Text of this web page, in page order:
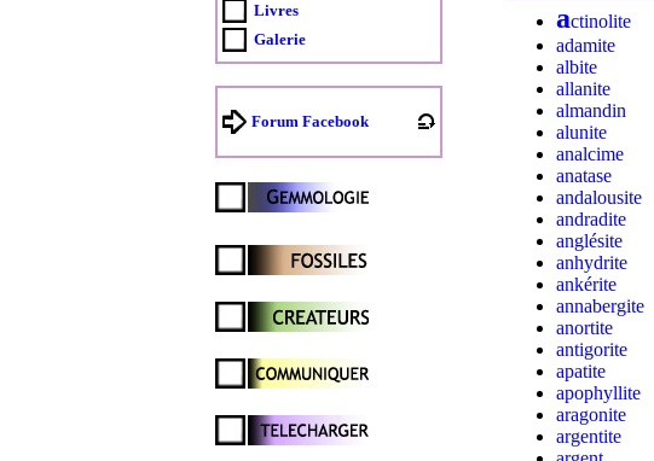
Livres
Galerie
Forum Facebook
actinolite
adamite
albite
allanite
almandin
alunite
analcime
anatase
andalousite
andradite
anglésite
anhydrite
ankérite
annabergite
anortite
antigorite
apatite
apophyllite
aragonite
argentite